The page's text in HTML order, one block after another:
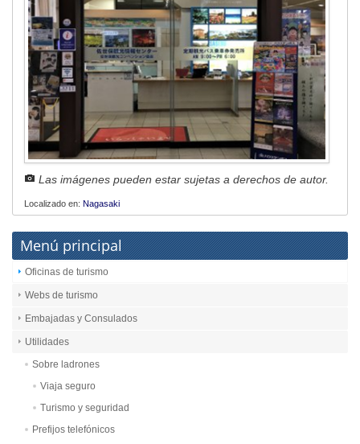
Las imágenes pueden estar sujetas a derechos de autor.
Localizado en: Nagasaki
Menú principal
Oficinas de turismo
Webs de turismo
Embajadas y Consulados
Utilidades
Sobre ladrones
Viaja seguro
Turismo y seguridad
Prefijos telefónicos